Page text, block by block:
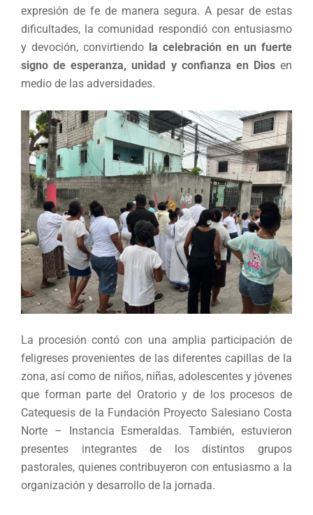
expresión de fe de manera segura. A pesar de estas
dificultades, la comunidad respondió con entusiasmo
y devoción, convirtiendo la celebración en un fuerte
signo de esperanza, unidad y confianza en Diosen
medio de las adversidades.
La procesión contó con una amplia participación de
feligreses provenientes de las diferentes capillas de la
zona, así como de niños, niñas, adolescentes y jóvenes
que forman parte del Oratorio y de los procesos de
Catequesis de la Fundación Proyecto Salesiano Costa
Norte – Instancia Esmeraldas. También, estuvieron
presentes integrantes de los distintos grupos
pastorales, quienes contribuyeron con entusiasmo a la
organización y desarrollo de la jornada.